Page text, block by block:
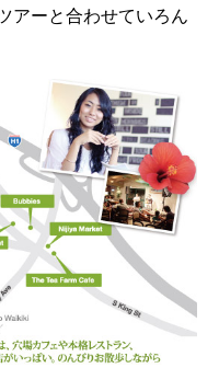
アーと合わせていろん